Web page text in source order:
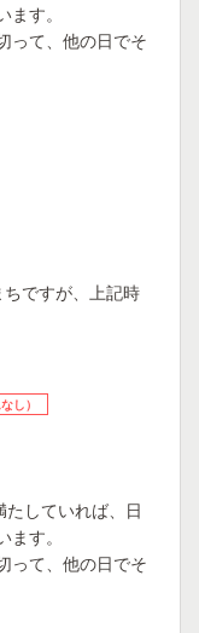
す。
って、他の日でそ
ですが、上記時
し）
たしていれば、日
す。
って、他の日でそ